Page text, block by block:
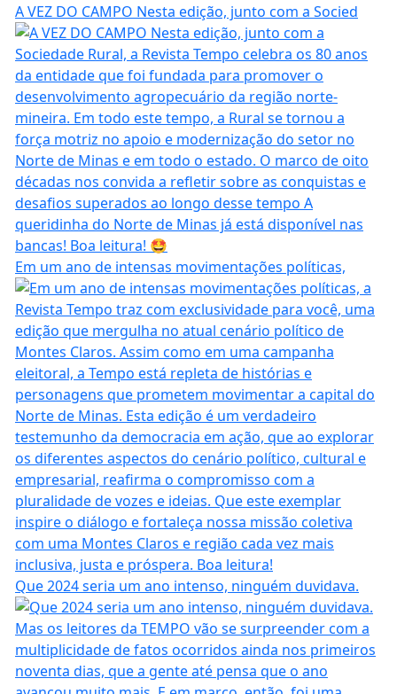
A VEZ DO CAMPO Nesta edição, junto com a Socied
Em um ano de intensas movimentações políticas,
Que 2024 seria um ano intenso, ninguém duvidava.